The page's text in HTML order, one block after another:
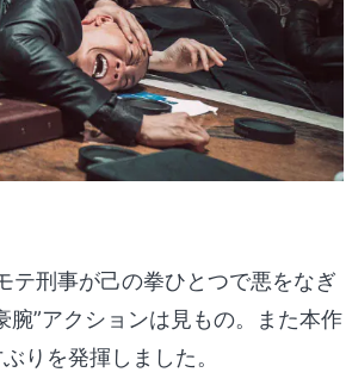
刑事が己の拳ひとつで悪をなぎ
”アクションは見もの。また本作
りを発揮しました。